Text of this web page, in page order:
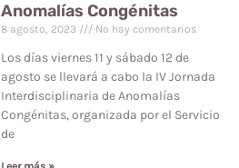
Anomalías Congénitas
8 agosto, 2023 No hay comentarios
Los días viernes 11 y sábado 12 de
agosto se llevará a cabo la IV Jornada
Interdisciplinaria de Anomalías
Congénitas, organizada por el Servicio
de